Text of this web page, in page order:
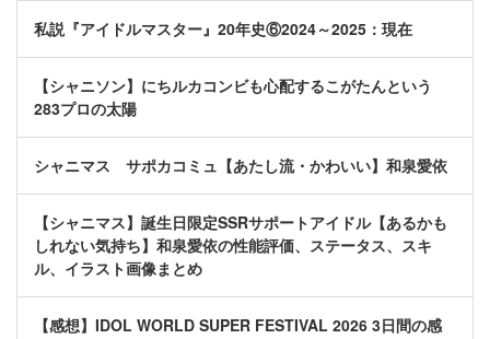
私説『アイドルマスター』20年史⑥2024～2025：現在
【シャニソン】にちルカコンビも心配するこがたんという
283プロの太陽
シャニマス サポカコミュ【あたし流・かわいい】和泉愛依
【シャニマス】誕生日限定SSRサポートアイドル【あるかも
しれない気持ち】和泉愛依の性能評価、ステータス、スキ
ル、イラスト画像まとめ
【感想】IDOL WORLD SUPER FESTIVAL 2026 3日間の感